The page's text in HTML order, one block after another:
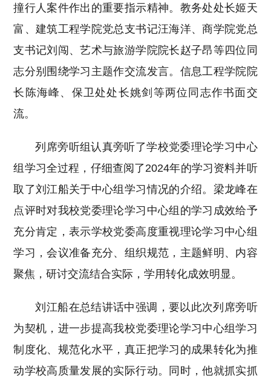
撞行人案件作出的重要指示精神。教务处处长姬天
富、建筑工程学院党总支书记汪海洋、商学院党总
支书记刘闯、艺术与旅游学院院长赵子昂等四位同
志分别围绕学习主题作交流发言。信息工程学院院
长陈海峰、保卫处处长姚剑等两位同志作书面交
流。
列席旁听组认真旁听了学校党委理论学习中心
组学习全过程，仔细查阅了2024年的学习资料并听
取了刘江船关于中心组学习情况的介绍。梁龙峰在
点评时对我校党委理论学习中心组的学习成效给予
充分肯定，表示学校党委高度重视理论学习中心组
学习，会议准备充分、组织规范，主题鲜明、内容
聚焦，研讨交流结合实际，学用转化成效明显。
刘江船在总结讲话中强调，要以此次列席旁听
为契机，进一步提高我校党委理论学习中心组学习
制度化、规范化水平，真正把学习的成果转化为推
动学校高质量发展的实际行动。同时，他就抓实抓